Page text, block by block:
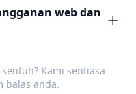
web dan
Kami sentiasa
balas anda.